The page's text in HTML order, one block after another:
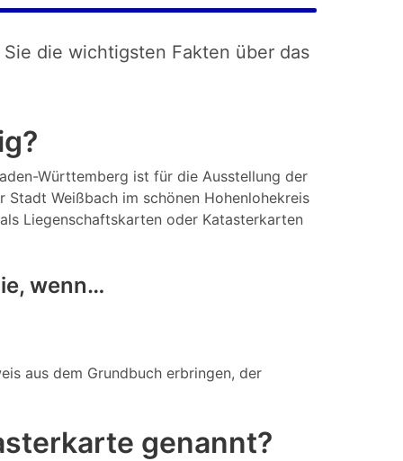
die wichtigsten Fakten über das
Württemberg ist für die Ausstellung der
Weißbach im schönen Hohenlohekreis
Liegenschaftskarten oder Katasterkarten
wenn…
aus dem Grundbuch erbringen, der
genannt?